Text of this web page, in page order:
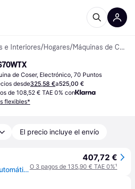
e Interiores/Hogares/ Máquinas de Coser
de Coser, Electrónico, 70 Puntos
desde325,58 €a525,00 €
de 108,52 € TAE 0% con
flexibles*
El precio incluye el envío
Máquina de coser automática Brother FS70WTx 70 puntadas pantalla LCD
407,72 €
O 3 pagos de 135,90 € TAE 0%¹